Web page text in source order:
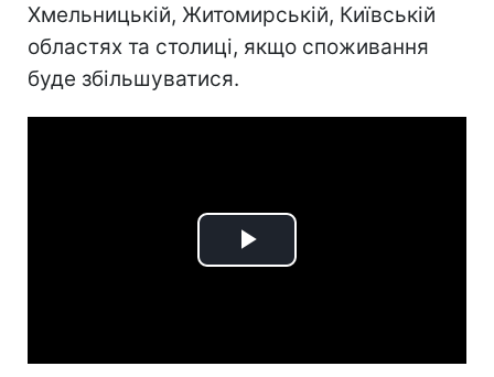
Хмельницькій, Житомирській, Київській
областях та столиці, якщо споживання
буде збільшуватися.
Play